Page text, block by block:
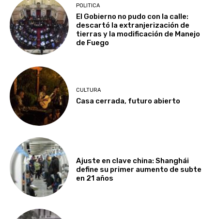
POLITICA
El Gobierno no pudo con la calle:
descartó la extranjerización de
tierras y la modificación de Manejo
de Fuego
CULTURA
Casa cerrada, futuro abierto
Ajuste en clave china: Shanghái
define su primer aumento de subte
en 21 años